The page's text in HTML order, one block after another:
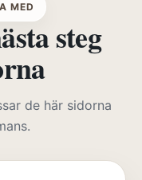
MED
steg
de här sidorna